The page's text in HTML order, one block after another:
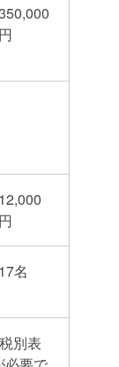
円
12,000
円
17名
別表